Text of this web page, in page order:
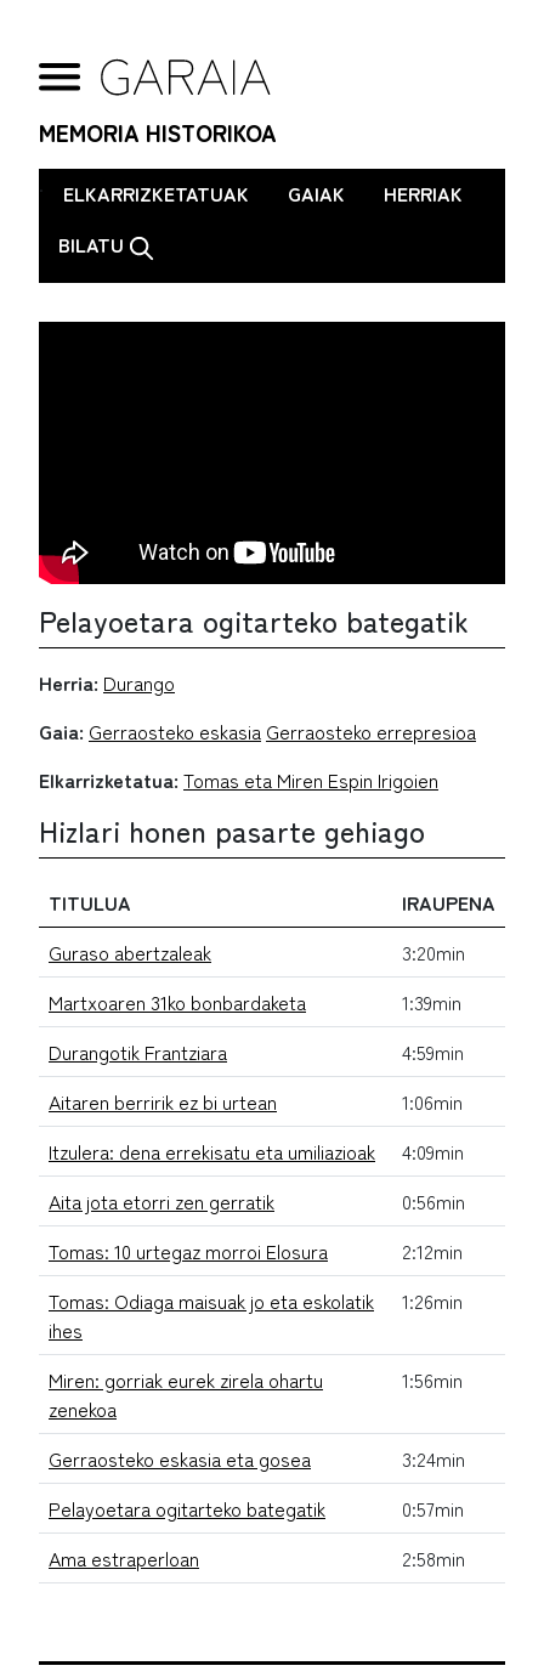
MEMORIA HISTORIKOA
. ELKARRIZKETATUAK GAIAK
HERRIAK
BILATU
Pelayoetara ogitarteko bategatik
Herria: Durango
Gaia: Gerraosteko eskasia Gerraosteko errepresioa
Elkarrizketatua: Tomas eta Miren Espin Irigoien
Hizlari honen pasarte gehiago
TITULUA
IRAUPENA
Guraso abertzaleak
3:20min
Martxoaren 31ko bonbardaketa
1:39min
Durangotik Frantziara
4:59min
Aitaren berririk ez bi urtean
1:06min
Itzulera: dena errekisatu eta umiliazioak
4:09min
Aita jota etorri zen gerratik
0:56min
Tomas: 10 urtegaz morroi Elosura
2:12min
Tomas: Odiaga maisuak jo eta eskolatik
ihes
1:26min
Miren: gorriak eurek zirela ohartu
zenekoa
1:56min
Gerraosteko eskasia eta gosea
3:24min
Pelayoetara ogitarteko bategatik
0:57min
Ama estraperloan
2:58min